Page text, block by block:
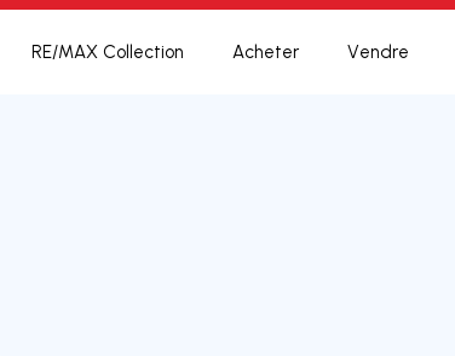
RE/MAX Collection Acheter Vendre